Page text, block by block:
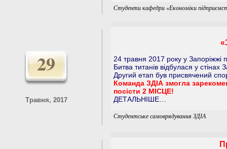
Студенти кафедри «Економіки
29
Травня, 2017
24 травня 2017 року у Запоріжжі
Битва титанів відбулася у стінах
Другий етап був присвячений
Команда ЗДІА змогла
посісти 2 МІСЦЕ!
ДЕТАЛЬНІШЕ…
Студентське самоврядування ЗДІА